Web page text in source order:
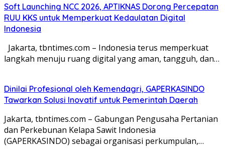
Soft Launching NCC 2026, APTIKNAS Dorong Percepatan
RUU KKS untuk Memperkuat Kedaulatan Digital
Indonesia
Jakarta, tbntimes.com – Indonesia terus memperkuat
langkah menuju ruang digital yang aman, tangguh, dan…
Dinilai Profesional oleh Kemendagri, GAPERKASINDO
Tawarkan Solusi Inovatif untuk Pemerintah Daerah
Jakarta, tbntimes.com – Gabungan Pengusaha Pertanian
dan Perkebunan Kelapa Sawit Indonesia
(GAPERKASINDO) sebagai organisasi perkumpulan,…